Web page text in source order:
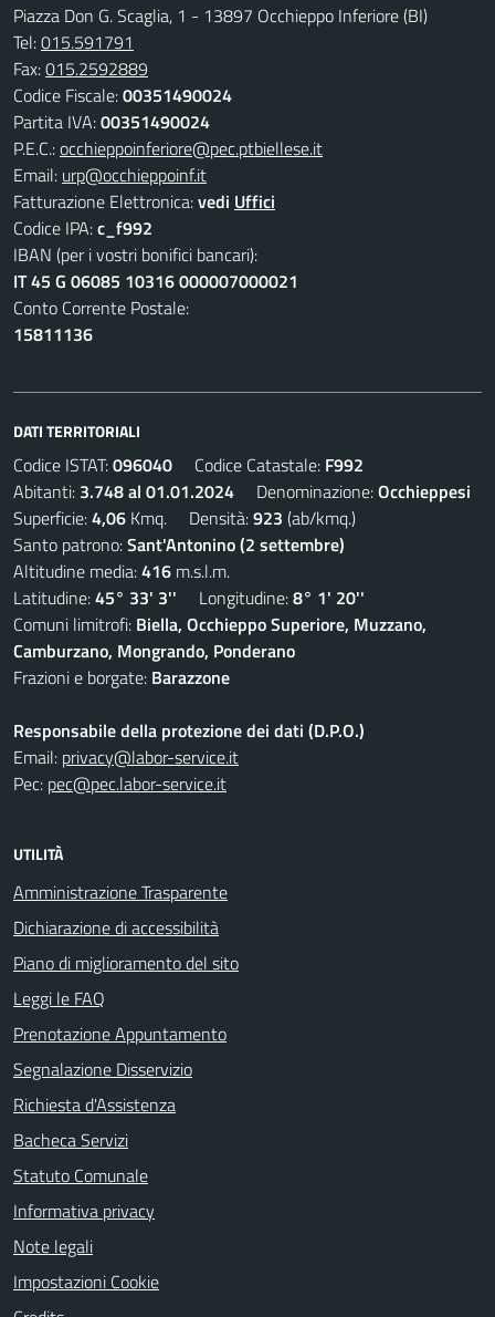
Piazza Don G. Scaglia, 1 - 13897 Occhieppo Inferiore (BI)
Tel:015.591791
Fax:015.2592889
Codice Fiscale:00351490024
Partita IVA:00351490024
P.E.C.:occhieppoinferiore@pec.ptbiellese.it
Email: urp@occhieppoinf.it
Fatturazione Elettronica:vedi Uffici
Codice IPA:c_f992
IBAN (per i vostri bonifici bancari):
IT 45 G 06085 10316 000007000021
Conto Corrente Postale:
15811136
DATI TERRITORIALI
Codice ISTAT:096040 Codice Catastale: F992
Abitanti: 3.748 al 01.01.2024 Denominazione:Occhieppesi
Superficie:4,06 Kmq. Densità:923 (ab/kmq.)
Santo patrono:Sant'Antonino (2 settembre)
Altitudine media:416 m.s.l.m.
Latitudine:45° 33' 3'' Longitudine:8° 1' 20''
Comuni limitrofi: Biella, Occhieppo Superiore, Muzzano,
Camburzano, Mongrando, Ponderano
Frazioni e borgate: Barazzone
Responsabile della protezione dei dati (D.P.O.)
Email: privacy@labor-service.it
Pec: pec@pec.labor-service.it
UTILITÀ
Amministrazione Trasparente
Dichiarazione di accessibilità
Piano di miglioramento del sito
Leggi le FAQ
Prenotazione Appuntamento
Segnalazione Disservizio
Richiesta d'Assistenza
Bacheca Servizi
Statuto Comunale
Informativa privacy
Note legali
Impostazioni Cookie